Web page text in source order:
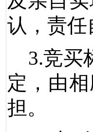
认，责任
3.竞买
定，由
担。